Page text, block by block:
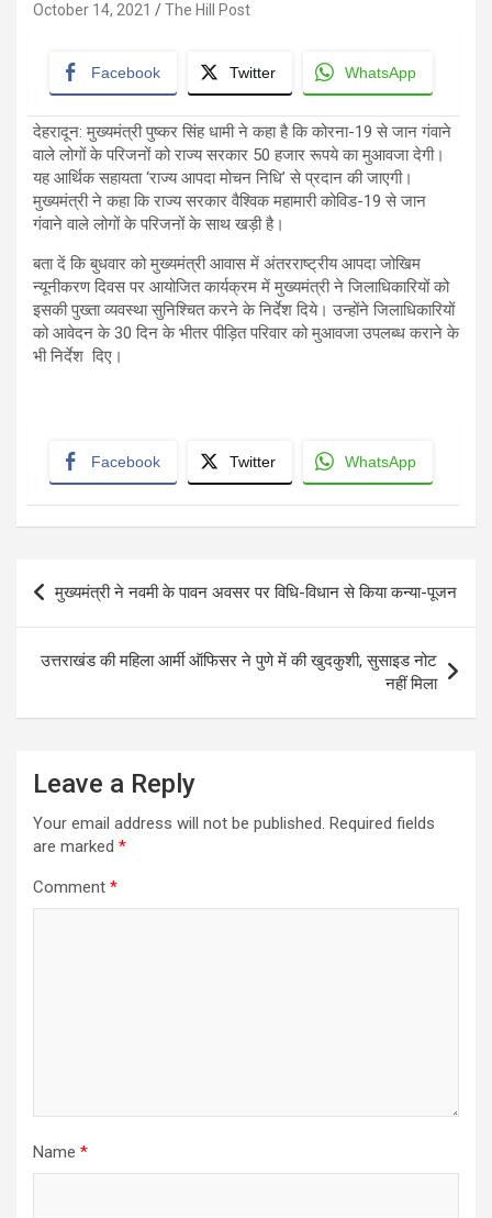
October 14, 2021 The Hill Post
Facebook Twitter WhatsApp
देहरादून: मुख्यमंत्री पुष्कर सिंह धामी ने कहा है कि कोरना-19 से जान गंवाने
वाले लोगों के परिजनों को राज्य सरकार 50 हजार रूपये का मुआवजा देगी।
यह आर्थिक सहायता ‘राज्य आपदा मोचन निधि’ से प्रदान की जाएगी।
मुख्यमंत्री ने कहा कि राज्य सरकार वैश्विक महामारी कोविड-19 से जान
गंवाने वाले लोगों के परिजनों के साथ खड़ी है।
बता दें कि बुधवार को मुख्यमंत्री आवास में अंतरराष्ट्रीय आपदा जोखिम
न्यूनीकरण दिवस पर आयोजित कार्यक्रम में मुख्यमंत्री ने जिलाधिकारियों को
इसकी पुख्ता व्यवस्था सुनिश्चित करने के निर्देश दिये। उन्होंने जिलाधिकारियों
को आवेदन के 30 दिन के भीतर पीड़ित परिवार को मुआवजा उपलब्ध कराने के
भी निर्देश दिए।
Facebook Twitter WhatsApp
Post
navigation
मुख्यमंत्री ने नवमी के पावन अवसर पर विधि-विधान से किया कन्या-पूजन
उत्तराखंड की महिला आर्मी ऑफिसर ने पुणे में की खुदकुशी, सुसाइड नोट
नहीं मिला
Leave a Reply
Your email address will not be published. Required fields
are marked *
Comment *
Name *